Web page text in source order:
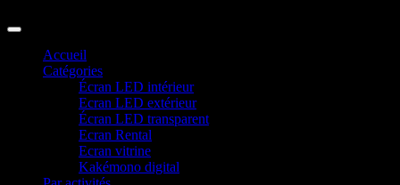
Accueil
Catégories
Écran LED intérieur
Ecran LED extérieur
Écran LED transparent
Ecran Rental
Ecran vitrine
Kakémono digital